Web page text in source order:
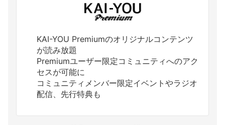
KAI-YOU Premiumのオリジナルコンテンツ
が読み放題
Premiumユーザー限定コミュニティへのアク
セスが可能に
コミュニティメンバー限定イベントやラジオ
配信、先行特典も